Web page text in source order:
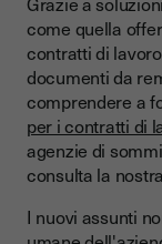
come quella
contratti di
documenti da
comprendere a
per i contratti di
agenzie di
consulta la
I nuovi assunti